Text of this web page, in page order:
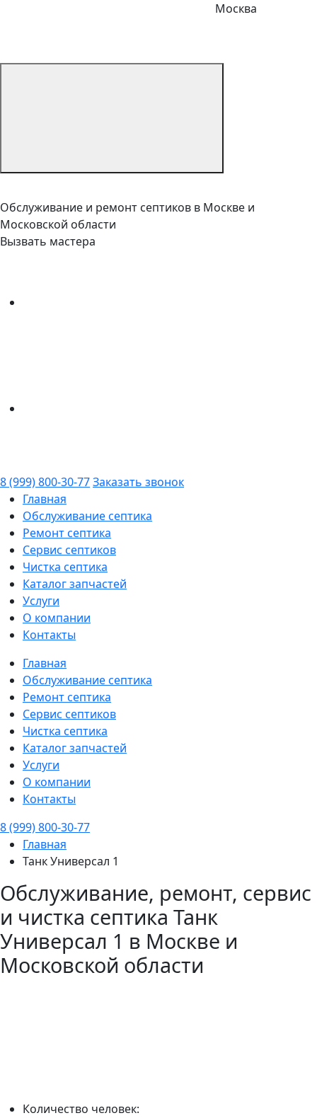
Москва
Обслуживание и ремонт септиков в Москве и
Московской области
Вызвать мастера
8 (999) 800-30-77Заказать звонок
Главная
Обслуживание септика
Ремонт септика
Сервис септиков
Чистка септика
Каталог запчастей
Услуги
О компании
Контакты
Главная
Обслуживание септика
Ремонт септика
Сервис септиков
Чистка септика
Каталог запчастей
Услуги
О компании
Контакты
8 (999) 800-30-77
Главная
Танк Универсал 1
Обслуживание, ремонт, сервис
и чистка септика Танк
Универсал 1 в Москве и
Московской области
Количество человек: